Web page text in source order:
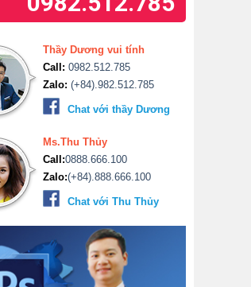
Thầy Dương vui tính
Call: 0982.512.785
Zalo: (+84).982.512.785
Chat với thầy Dương
Ms.Thu Thủy
Call:0888.666.100
Zalo:(+84).888.666.100
Chat với Thu Thủy